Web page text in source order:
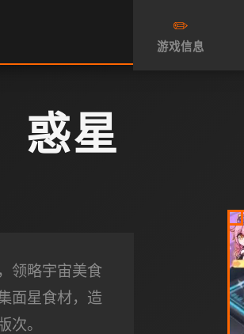
✏️
游戏信息
惑星
领略宇宙美食
面星食材，造
次。